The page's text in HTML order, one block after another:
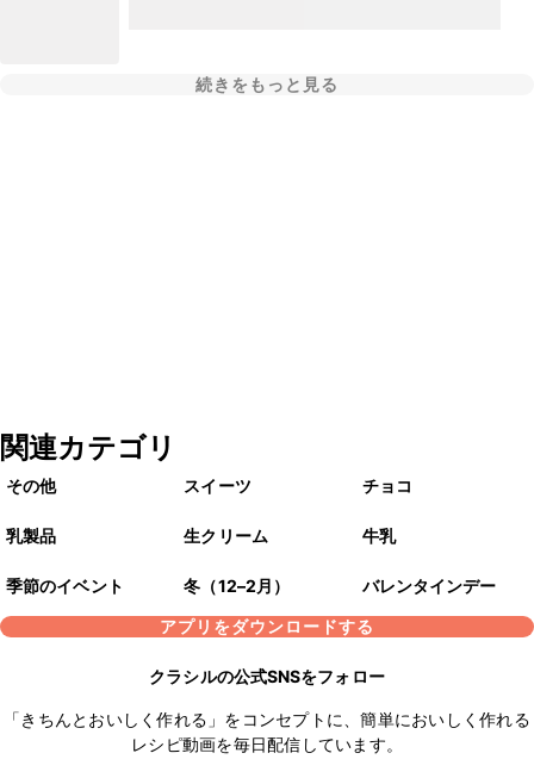
続きをもっと見る
関連カテゴリ
その他 スイーツ チョコ
乳製品 生クリーム 牛乳
季節のイベント 冬（12–2月）
バレンタインデー
アプリをダウンロードする
クラシルの公式SNSをフォロー
「きちんとおいしく作れる」をコンセプトに、簡単においしく作れる
レシピ動画を毎日配信しています。